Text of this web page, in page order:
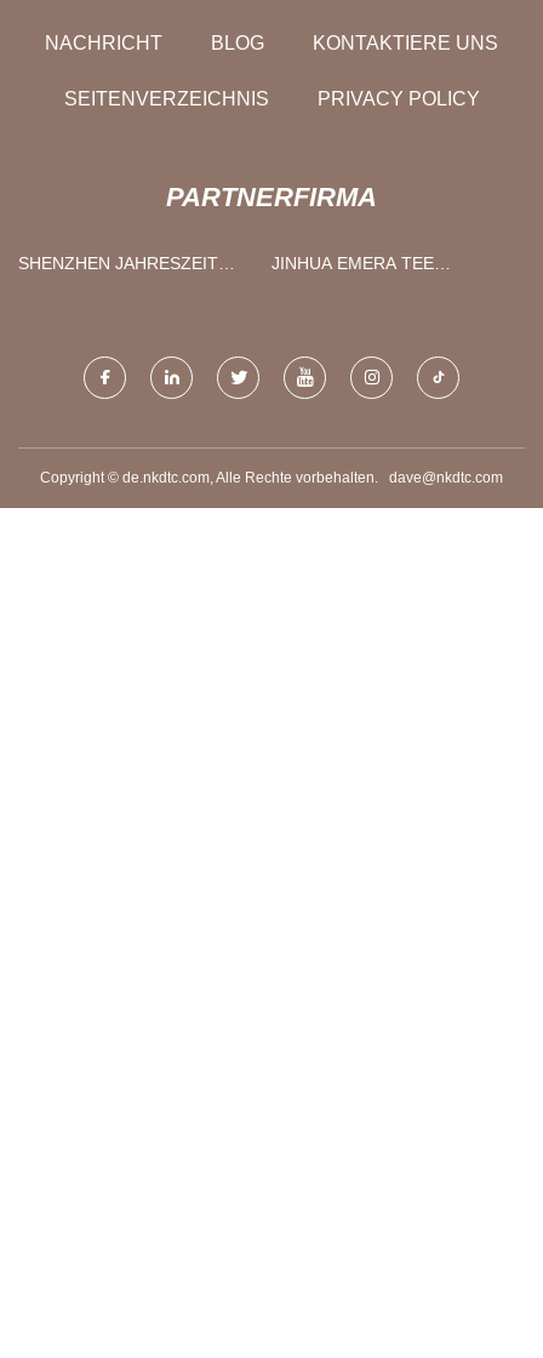
NACHRICHT BLOG KONTAKTIERE UNS
SEITENVERZEICHNIS PRIVACY POLICY
PARTNERFIRMA
SHENZHEN JAHRESZEIT
JINHUA EMERA TEE
Copyright © de.nkdtc.com, Alle Rechte vorbehalten. dave@nkdtc.com